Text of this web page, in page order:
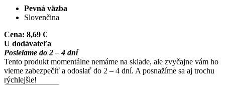
Pevná väzba
Slovenčina
Cena: 8,69 €
U dodávateľa
Posielame do 2 – 4 dní
Tento produkt momentálne nemáme na sklade, ale zvyčajne vám ho
vieme zabezpečiť a odoslať do 2 – 4 dní. A posnažíme sa aj trochu
rýchlejšie!